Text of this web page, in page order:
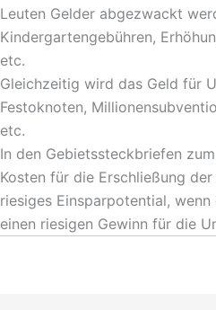
Leuten Gelder abgezwackt
Kindergartengebühren,
etc.
Gleichzeitig wird das Geld für
Festoknoten,
etc.
In den Gebietssteckbriefen
Kosten für die Erschließung
riesiges Einsparpotential,
einen riesigen Gewinn für die